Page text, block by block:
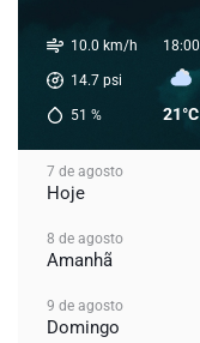
10.0 km/h
14.7 psi
51 %
18:00
21°C
7 de agosto
Hoje
8 de agosto
Amanhã
9 de agosto
Domingo